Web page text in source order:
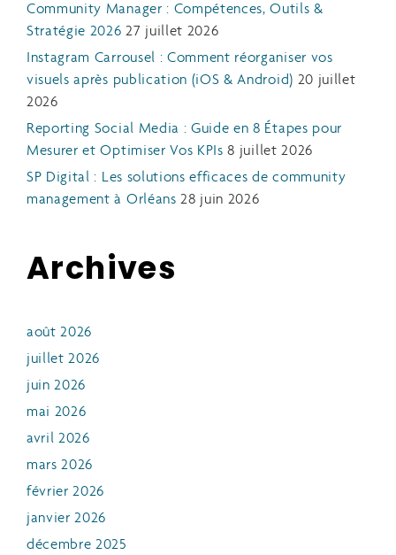
Community Manager : Compétences, Outils &
Stratégie 2026 27 juillet 2026
Instagram Carrousel : Comment réorganiser vos
visuels après publication (iOS & Android) 20 juillet
2026
Reporting Social Media : Guide en 8 Étapes pour
Mesurer et Optimiser Vos KPIs 8 juillet 2026
SP Digital : Les solutions efficaces de community
management à Orléans 28 juin 2026
Archives
août 2026
juillet 2026
juin 2026
mai 2026
avril 2026
mars 2026
février 2026
janvier 2026
décembre 2025